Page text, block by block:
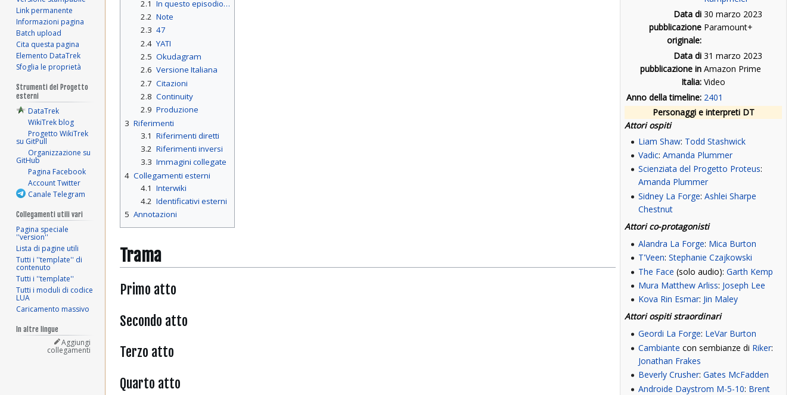
Data di
pubblicazione
originale:
30 marzo 2023
Paramount+
Data di
pubblicazione in
Italia:
31 marzo 2023
Amazon Prime
Video
Anno della timeline: 2401
Personaggi e interpreti DT
Attori ospiti
Liam Shaw: Todd Stashwick
Vadic: Amanda Plummer
Scienziata del Progetto Proteus:
Amanda Plummer
Sidney La Forge: Ashlei Sharpe
Chestnut
Attori co-protagonisti
Alandra La Forge: Mica Burton
T'Veen: Stephanie Czajkowski
The Face (solo audio): Garth Kemp
Mura Matthew Arliss: Joseph Lee
Kova Rin Esmar: Jin Maley
Attori ospiti straordinari
Geordi La Forge: LeVar Burton
Cambiante con sembianze di Riker:
Jonathan Frakes
Beverly Crusher: Gates McFadden
Androide Daystrom M-5-10: Brent
2.1 In questo episodio…
2.2 Note
2.3 47
2.4 YATI
2.5 Okudagram
2.6 Versione Italiana
2.7 Citazioni
2.8 Continuity
2.9 Produzione
3 Riferimenti
3.1 Riferimenti diretti
3.2 Riferimenti inversi
3.3 Immagini collegate
4 Collegamenti esterni
4.1 Interwiki
4.2 Identificativi esterni
5 Annotazioni
Trama
Primo atto
Secondo atto
Terzo atto
Quarto atto
Link permanente
Informazioni pagina
Batch upload
Cita questa pagina
Elemento DataTrek
Sfoglia le proprietà
Strumenti del Progetto
esterni
DataTrek
WikiTrek blog
Progetto WikiTrek
su GitPull
Organizzazione su
GitHub
Pagina Facebook
Account Twitter
Canale Telegram
Collegamenti utili vari
Pagina speciale
''version''
Lista di pagine utili
Tutti i ''template'' di
contenuto
Tutti i ''template''
Tutti i moduli di codice
LUA
Caricamento massivo
In altre lingue
Aggiungi
collegamenti